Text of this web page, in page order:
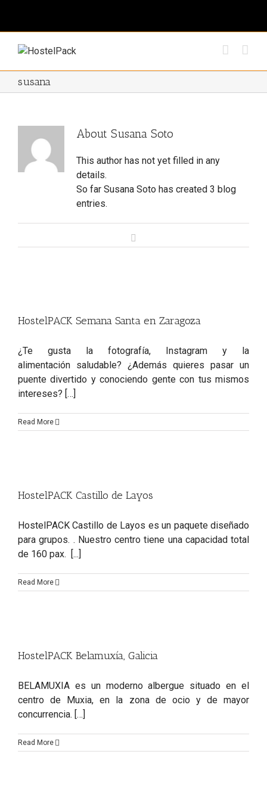
susana
About Susana Soto
This author has not yet filled in any
details.
So far Susana Soto has created 3 blog
entries.
HostelPACK Semana Santa en Zaragoza
¿Te gusta la fotografía, Instagram y la
alimentación saludable? ¿Además quieres pasar un
puente divertido y conociendo gente con tus mismos
intereses? […]
Read More
HostelPACK Castillo de Layos
HostelPACK Castillo de Layos es un paquete diseñado
para grupos. . Nuestro centro tiene una capacidad total
de 160 pax. [...]
Read More
HostelPACK Belamuxía, Galicia
BELAMUXIA es un moderno albergue situado en el
centro de Muxia, en la zona de ocio y de mayor
concurrencia. […]
Read More
Política Redes Sociales